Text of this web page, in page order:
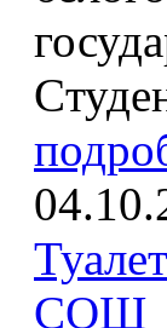
СОШ